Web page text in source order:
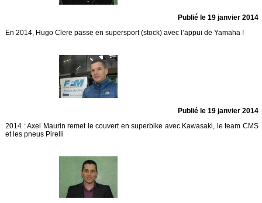
Publié le 19 janvier 2014
En 2014, Hugo Clere passe en supersport (stock) avec l’appui de Yamaha !
Publié le 19 janvier 2014
2014 : Axel Maurin remet le couvert en superbike avec Kawasaki, le team CMS
et les pneus Pirelli